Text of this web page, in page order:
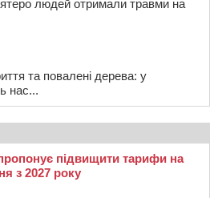
людей отримали травми на
та повалені дерева: у
нас...
підвищити тарифи на
з 2027 року